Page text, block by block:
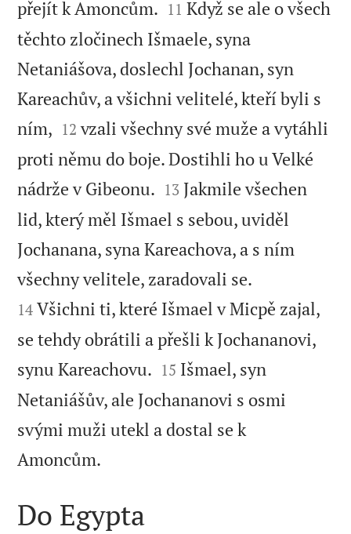
přejít k Amoncům. 

11 Když se ale o všech
těchto zločinech Išmaele, syna
Netaniášova, doslechl Jochanan, syn
Kareachův, a všichni velitelé, kteří byli s
ním, 

12 vzali všechny své muže a vytáhli
proti němu do boje. Dostihli ho u Velké
nádrže v Gibeonu. 

13 Jakmile všechen
lid, který měl Išmael s sebou, uviděl
Jochanana, syna Kareachova, a s ním
všechny velitele, zaradovali se.
14 Všichni ti, které Išmael v Micpě zajal,
se tehdy obrátili a přešli k Jochananovi,
synu Kareachovu. 

15 Išmael, syn
Netaniášův, ale Jochananovi s osmi
svými muži utekl a dostal se k
Amoncům.
Do Egypta